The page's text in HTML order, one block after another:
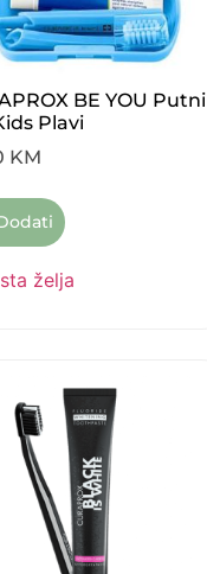
BE YOU Putni
Plavi
KM
želja